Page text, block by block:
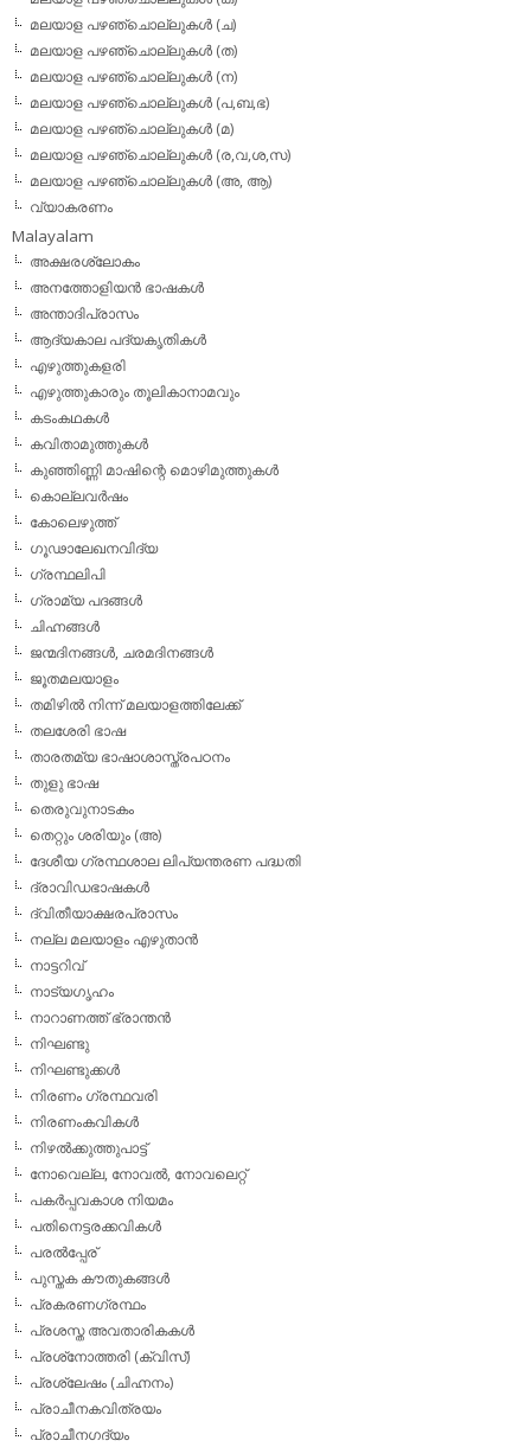
മലയാള പഴഞ്ചൊല്ലുകള്‍ (ച)
മലയാള പഴഞ്ചൊല്ലുകള്‍ (ത)
മലയാള പഴഞ്ചൊല്ലുകള്‍ (ന)
മലയാള പഴഞ്ചൊല്ലുകള്‍ (പ,ബ,ഭ)
മലയാള പഴഞ്ചൊല്ലുകള്‍ (മ)
മലയാള പഴഞ്ചൊല്ലുകള്‍ (ര,വ,ശ,സ)
മലയാള പഴഞ്ചൊല്ലുകൾ (അ, ആ)
വ്യാകരണം
Malayalam
അക്ഷരശ്ലോകം
അനത്തോളിയന്‍ ഭാഷകള്‍
അന്താദിപ്രാസം
ആദ്യകാല പദ്യകൃതികള്‍
എഴുത്തുകളരി
എഴുത്തുകാരും തൂലികാനാമവും
കടംകഥകള്‍
കവിതാമുത്തുകള്‍
കുഞ്ഞിണ്ണി മാഷിന്റെ മൊഴിമുത്തുകള്‍
കൊല്ലവര്‍ഷം
കോലെഴുത്ത്
ഗൂഢാലേഖനവിദ്യ
ഗ്രന്ഥലിപി
ഗ്രാമ്യ പദങ്ങള്‍
ചിഹ്നങ്ങള്‍
ജന്മദിനങ്ങള്‍, ചരമദിനങ്ങള്‍
ജൂതമലയാളം
തമിഴില്‍ നിന്ന് മലയാളത്തിലേക്ക്
തലശേരി ഭാഷ
താരതമ്യ ഭാഷാശാസ്ത്രപഠനം
തുളു ഭാഷ
തെരുവുനാടകം
തെറ്റും ശരിയും (അ)
ദേശീയ ഗ്രന്ഥശാല ലിപ്യന്തരണ പദ്ധതി
ദ്രാവിഡഭാഷകള്‍
ദ്വിതീയാക്ഷരപ്രാസം
നല്ല മലയാളം എഴുതാന്‍
നാട്ടറിവ്
നാട്യഗൃഹം
നാറാണത്ത് ഭ്രാന്തന്‍
നിഘണ്ടു
നിഘണ്ടുക്കള്‍
നിരണം ഗ്രന്ഥവരി
നിരണംകവികള്‍
നിഴല്‍ക്കുത്തുപാട്ട്
നോവെല്ല, നോവല്‍, നോവലെറ്റ്
പകര്‍പ്പവകാശ നിയമം
പതിനെട്ടരക്കവികള്‍
പരല്‍പ്പേര്
പുസ്തക കൗതുകങ്ങള്‍
പ്രകരണഗ്രന്ഥം
പ്രശസ്ത അവതാരികകള്‍
പ്രശ്‌നോത്തരി (ക്വിസ്)
പ്രശ്ലേഷം (ചിഹ്നനം)
പ്രാചീനകവിത്രയം
പ്രാചീനഗദ്യം